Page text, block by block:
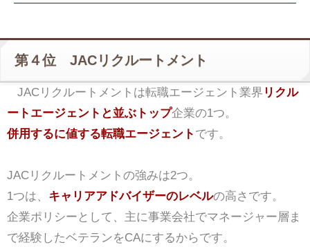
第４位 JACリクルートメント
JACリクルートメントは転職エージェント業界 リクル
ートエージェントと並ぶトップ企業の1つ。
併用するに値する転職エージェント です。
JACリクルートメントの強みは2つ。
1つは、 キャリアアドバイザーのレベルの高さです。
企業ポリシーとして、主に事業会社でマネージャー層ま
で経験したベテランをCAにするからです。